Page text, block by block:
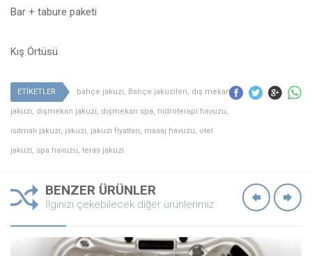
Bar + tabure paketi
Kış Örtüsü
ETİKETLER bahçe jakuzi, Bahçe jakuzileri, dış mekan
jakuzi, dışmekan jakuzi, dışmekan spa, hidroterapi havuzu,
ısıtmalı jakuzi, jakuzi, jakuzi fiyatları, masaj havuzu, otel
jakuzi, spa havuzu, teras jakuzi
BENZER ÜRÜNLER
İlginizi çekebilecek diğer ürünlerimiz